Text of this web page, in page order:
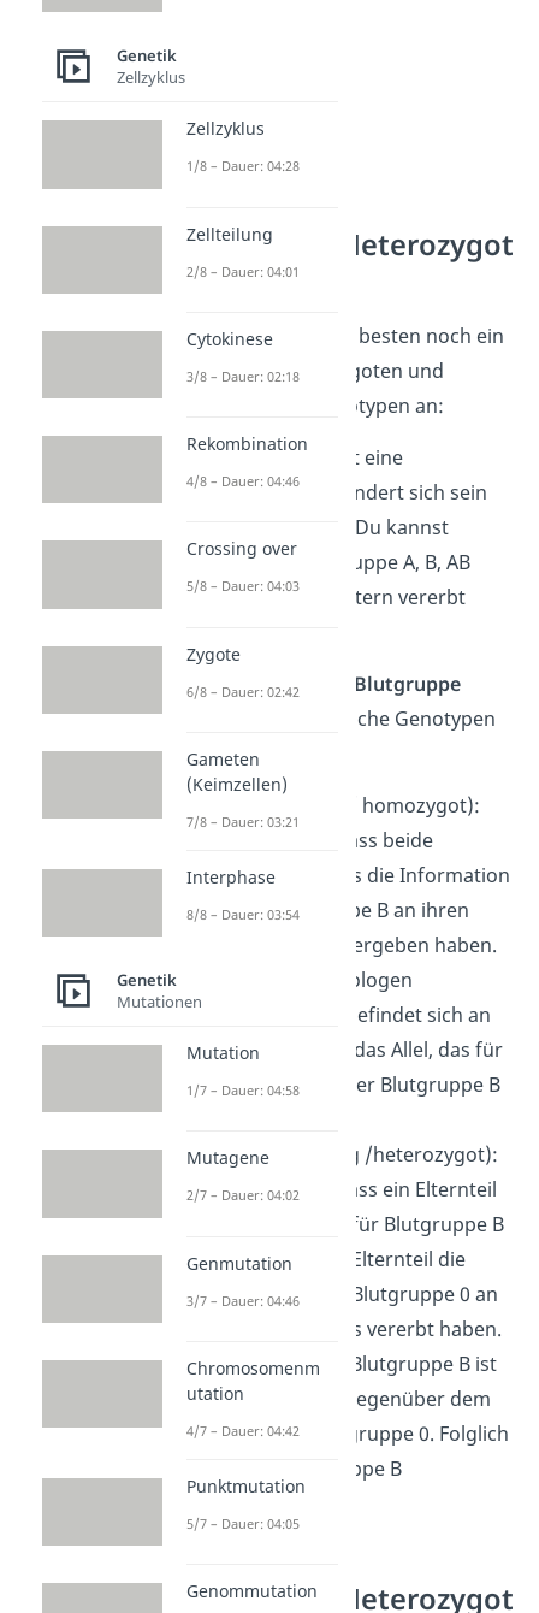
Homozygot Heterozygot
Beispiel
Schauen wir uns am besten noch ein
Beispielzu homozygoten und
heterozygoten Genotypen an:
Jeder Mensch besitzt eine
Blutgruppe. Sie verändert sich sein
ganzes Leben nicht. Du kannst
entweder die Blutgruppe A, B, AB
oder 0 von deinen Eltern vererbt
Eine Person mit der Blutgruppe
kann unterschiedliche Genotypen
besitzen:
“ (reinerbig / homozygot):
Das bedeutet, dass beide
Elternteile jeweils die Information
für die Blutgruppe B an ihren
Nachwuchs weitergeben haben.
Auf beiden homologen
Chromosomen befindet sich an
derselben Stelle das Allel, das für
die Ausbildung der Blutgruppe B
„B0“ (mischerbig /heterozygot):
Das bedeutet, dass ein Elternteil
die Information für Blutgruppe B
und das andere Elternteil die
Information für Blutgruppe 0 an
ihren Nachwuchs vererbt haben.
Das Allel für die Blutgruppe B ist
aber dominant gegenüber dem
Allel für die Blutgruppe 0. Folglich
wird die Blutgruppe B
Homozygot Heterozygot
Genetik
Zellzyklus
Zellzyklus
1/8 – Dauer: 04:28
Zellteilung
2/8 – Dauer: 04:01
Cytokinese
3/8 – Dauer: 02:18
Rekombination
4/8 – Dauer: 04:46
Crossing over
5/8 – Dauer: 04:03
Zygote
6/8 – Dauer: 02:42
Gameten
(Keimzellen)
7/8 – Dauer: 03:21
Interphase
8/8 – Dauer: 03:54
Genetik
Mutationen
Mutation
1/7 – Dauer: 04:58
Mutagene
2/7 – Dauer: 04:02
Genmutation
3/7 – Dauer: 04:46
Chromosomenm
utation
4/7 – Dauer: 04:42
Punktmutation
5/7 – Dauer: 04:05
Genommutation